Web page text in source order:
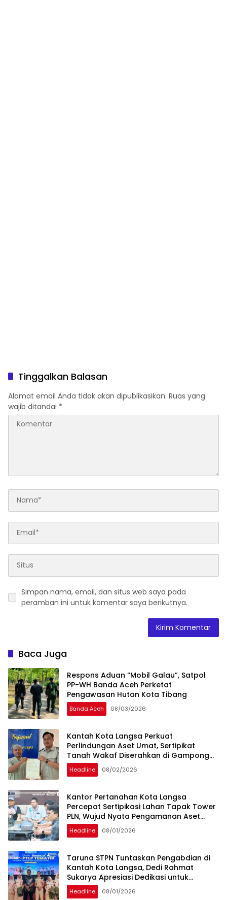
Tinggalkan Balasan
Alamat email Anda tidak akan dipublikasikan. Ruas yang
wajib ditandai *
Simpan nama, email, dan situs web saya pada
peramban ini untuk komentar saya berikutnya.
Baca Juga
Respons Aduan “Mobil Galau”, Satpol
PP-WH Banda Aceh Perketat
Pengawasan Hutan Kota Tibang
Banda Aceh 08/03/2026
Kantah Kota Langsa Perkuat
Perlindungan Aset Umat, Sertipikat
Tanah Wakaf Diserahkan di Gampong
Karang Anyar
Headline 08/02/2026
Kantor Pertanahan Kota Langsa
Percepat Sertipikasi Lahan Tapak Tower
PLN, Wujud Nyata Pengamanan Aset
Strategis Negara
Headline 08/01/2026
Taruna STPN Tuntaskan Pengabdian di
Kantah Kota Langsa, Dedi Rahmat
Sukarya Apresiasi Dedikasi untuk
Pelayanan Pertanahan
Headline 08/01/2026